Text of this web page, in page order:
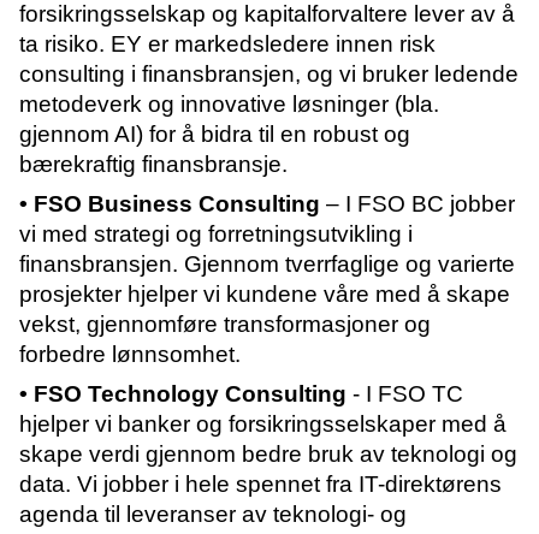
forsikringsselskap og kapitalforvaltere lever av å
ta risiko. EY er markedsledere innen risk
consulting i finansbransjen, og vi bruker ledende
metodeverk og innovative løsninger (bla.
gjennom AI) for å bidra til en robust og
bærekraftig finansbransje.
• FSO Business Consulting – I FSO BC jobber
vi med strategi og forretningsutvikling i
finansbransjen. Gjennom tverrfaglige og varierte
prosjekter hjelper vi kundene våre med å skape
vekst, gjennomføre transformasjoner og
forbedre lønnsomhet.
• FSO Technology Consulting - I FSO TC
hjelper vi banker og forsikringsselskaper med å
skape verdi gjennom bedre bruk av teknologi og
data. Vi jobber i hele spennet fra IT-direktørens
agenda til leveranser av teknologi- og